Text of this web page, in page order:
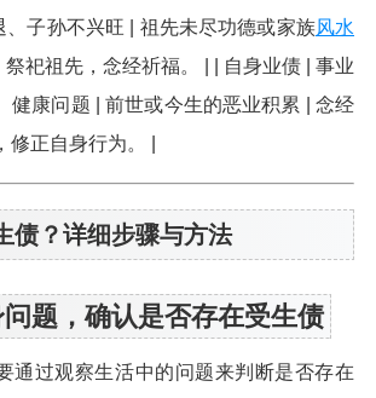
、子孙不兴旺 | 祖先未尽功德或家族风水
祀祖先，念经祈福。 | | 自身业债 | 事业
健康问题 | 前世或今生的恶业积累 | 念经
正自身行为。 |
债？详细步骤与方法
题，确认是否存在受生债
通过观察生活中的问题来判断是否存在